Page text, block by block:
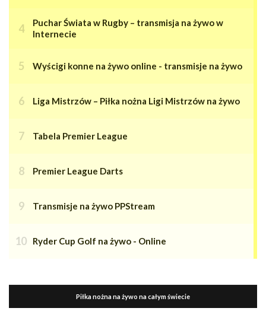
Puchar Świata w Rugby – transmisja na żywo w
Internecie
Wyścigi konne na żywo online - transmisje na żywo
Liga Mistrzów – Piłka nożna Ligi Mistrzów na żywo
Tabela Premier League
Premier League Darts
Transmisje na żywo PPStream
Ryder Cup Golf na żywo - Online
Piłka nożna na żywo na całym świecie